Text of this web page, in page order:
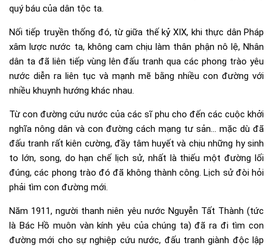
quý báu của dân tộc ta.
Nối tiếp truyền thống đó, từ giữa thế kỷ XIX, khi thực dân Pháp
xâm lược nước ta, không cam chịu làm thân phận nô lệ, Nhân
dân ta đã liên tiếp vùng lên đấu tranh qua các phong trào yêu
nước diễn ra liên tục và mạnh mẽ bằng nhiều con đường với
nhiều khuynh hướng khác nhau.
Từ con đường cứu nước của các sĩ phu cho đến các cuộc khởi
nghĩa nông dân và con đường cách mạng tư sản… mặc dù đã
đấu tranh rất kiên cường, đầy tâm huyết và chịu những hy sinh
to lớn, song, do hạn chế lịch sử, nhất là thiếu một đường lối
đúng, các phong trào đó đã không thành công. Lịch sử đòi hỏi
phải tìm con đường mới.
Năm 1911, người thanh niên yêu nước Nguyễn Tất Thành (tức
là Bác Hồ muôn vàn kính yêu của chúng ta) đã ra đi tìm con
đường mới cho sự nghiệp cứu nước, đấu tranh giành độc lập